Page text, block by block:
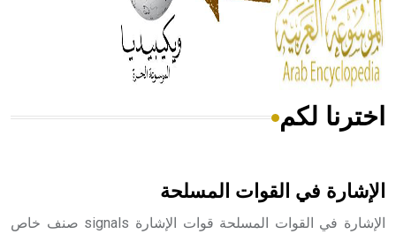
من مادة كربونات الكلسيوم، وهو أحمر أو شديد الحمرة وهو
أجود أنواعه، ويمتاز بكبر الحجم ويسمى الش
هل تعلم أن الأبسيد كلمة فرنسية اللفظ تم اعتمادها مصطلحاً
اخترنا لكم
الإشارة في القوات المسلحة
الإشارة في القوات المسلحة قوات الإشارة signals صنف خاص